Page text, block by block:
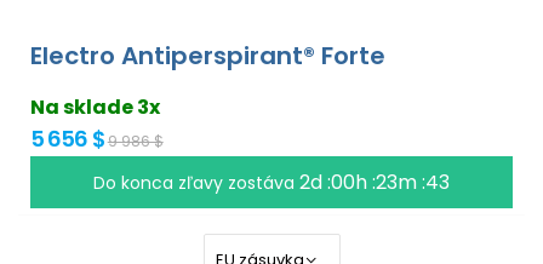
Electro Antiperspirant® Forte
Na sklade 3x
5 656 $9 986 $
Do konca zľavy zostáva 2d :00h :23m :43